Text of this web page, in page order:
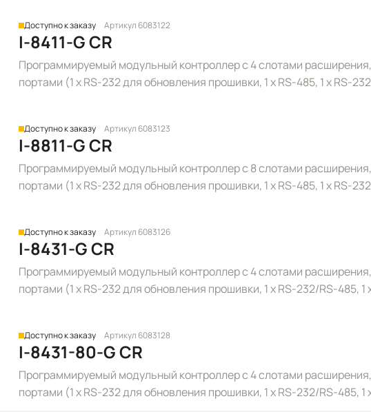
Доступно к заказу Артикул 6083122
I-8411-G CR
Программируемый модульный контроллер с 4 слотами
портами (1 x RS-232 для обновления прошивки, 1 x RS-485, 1 x RS-
Доступно к заказу Артикул 6083123
I-8811-G CR
Программируемый модульный контроллер с 8 слотами
портами (1 x RS-232 для обновления прошивки, 1 x RS-485, 1 x RS-
Доступно к заказу Артикул 6083126
I-8431-G CR
Программируемый модульный контроллер с 4 слотами
портами (1 x RS-232 для обновления прошивки, 1 x RS-232/RS-485, 1
Доступно к заказу Артикул 6083128
I-8431-80-G CR
Программируемый модульный контроллер с 4 слотами
портами (1 x RS-232 для обновления прошивки, 1 x RS-232/RS-485, 1